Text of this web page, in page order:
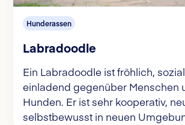
Hunderassen
Labradoodle
Ein Labradoodle ist fröhlich,
einladend gegenüber Menschen
Hunden. Er ist sehr kooperativ,
selbstbewusst in neuen